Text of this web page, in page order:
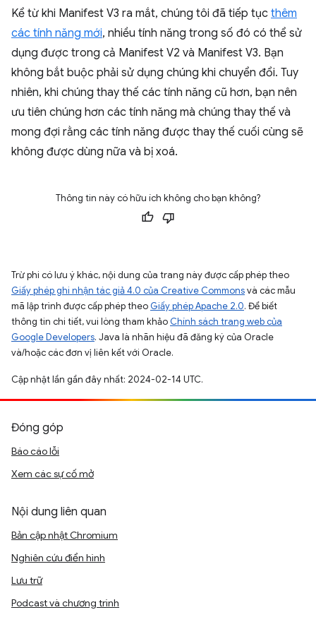
Kể từ khi Manifest V3 ra mắt, chúng tôi đã tiếp tục thêm
các tính năng mới, nhiều tính năng trong số đó có thể sử
dụng được trong cả Manifest V2 và Manifest V3. Bạn
không bắt buộc phải sử dụng chúng khi chuyển đổi. Tuy
nhiên, khi chúng thay thế các tính năng cũ hơn, bạn nên
ưu tiên chúng hơn các tính năng mà chúng thay thế và
mong đợi rằng các tính năng được thay thế cuối cùng sẽ
không được dùng nữa và bị xoá.
Thông tin này có hữu ích không cho bạn không?
Trừ phi có lưu ý khác, nội dung của trang này được cấp phép theo
Giấy phép ghi nhận tác giả 4.0 của Creative Commonsvà các mẫu
mã lập trình được cấp phép theo Giấy phép Apache 2.0. Để biết
thông tin chi tiết, vui lòng tham khảo Chính sách trang web của
Google Developers. Java là nhãn hiệu đã đăng ký của Oracle
và/hoặc các đơn vị liên kết với Oracle.
Cập nhật lần gần đây nhất: 2024-02-14 UTC.
Đóng góp
Báo cáo lỗi
Xem các sự cố mở
Nội dung liên quan
Bản cập nhật Chromium
Nghiên cứu điển hình
Lưu trữ
Podcast và chương trình